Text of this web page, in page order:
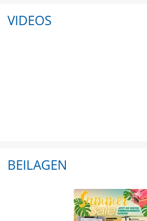
VIDEOS
BEILAGEN